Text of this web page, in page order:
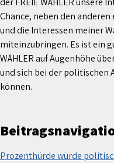
Chance, neben den
und die Interessen meiner
miteinzubringen. Es ist ein
WÄHLER auf Augenhöhe
und sich bei der politischen
können.
Prozenthürde würde